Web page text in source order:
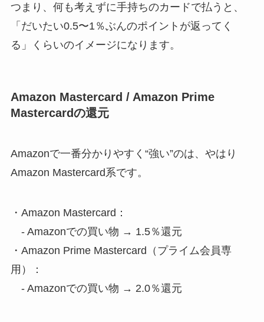
つまり、何も考えずに手持ちのカードで払うと、
「だいたい0.5〜1％ぶんのポイントが返ってく
る」くらいのイメージになります。
Amazon Mastercard / Amazon Prime
Mastercardの還元
Amazonで一番分かりやすく“強い”のは、やはり
Amazon Mastercard系です。
・Amazon Mastercard：
- Amazonでの買い物 → 1.5％還元
・Amazon Prime Mastercard（プライム会員専
用）：
- Amazonでの買い物 → 2.0％還元